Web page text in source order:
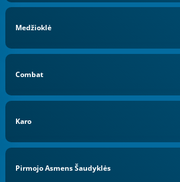
Medžioklė
Combat
Karo
Pirmojo Asmens Šaudyklės